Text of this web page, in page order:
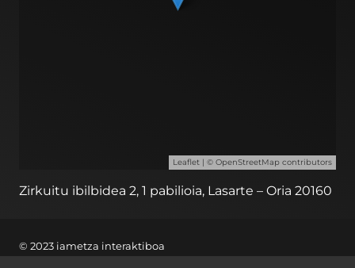
Leaflet | © OpenStreetMap contributors
Zirkuitu ibilbidea 2, 1 pabilioia, Lasarte – Oria 20160
© 2023 iametza interaktiboa